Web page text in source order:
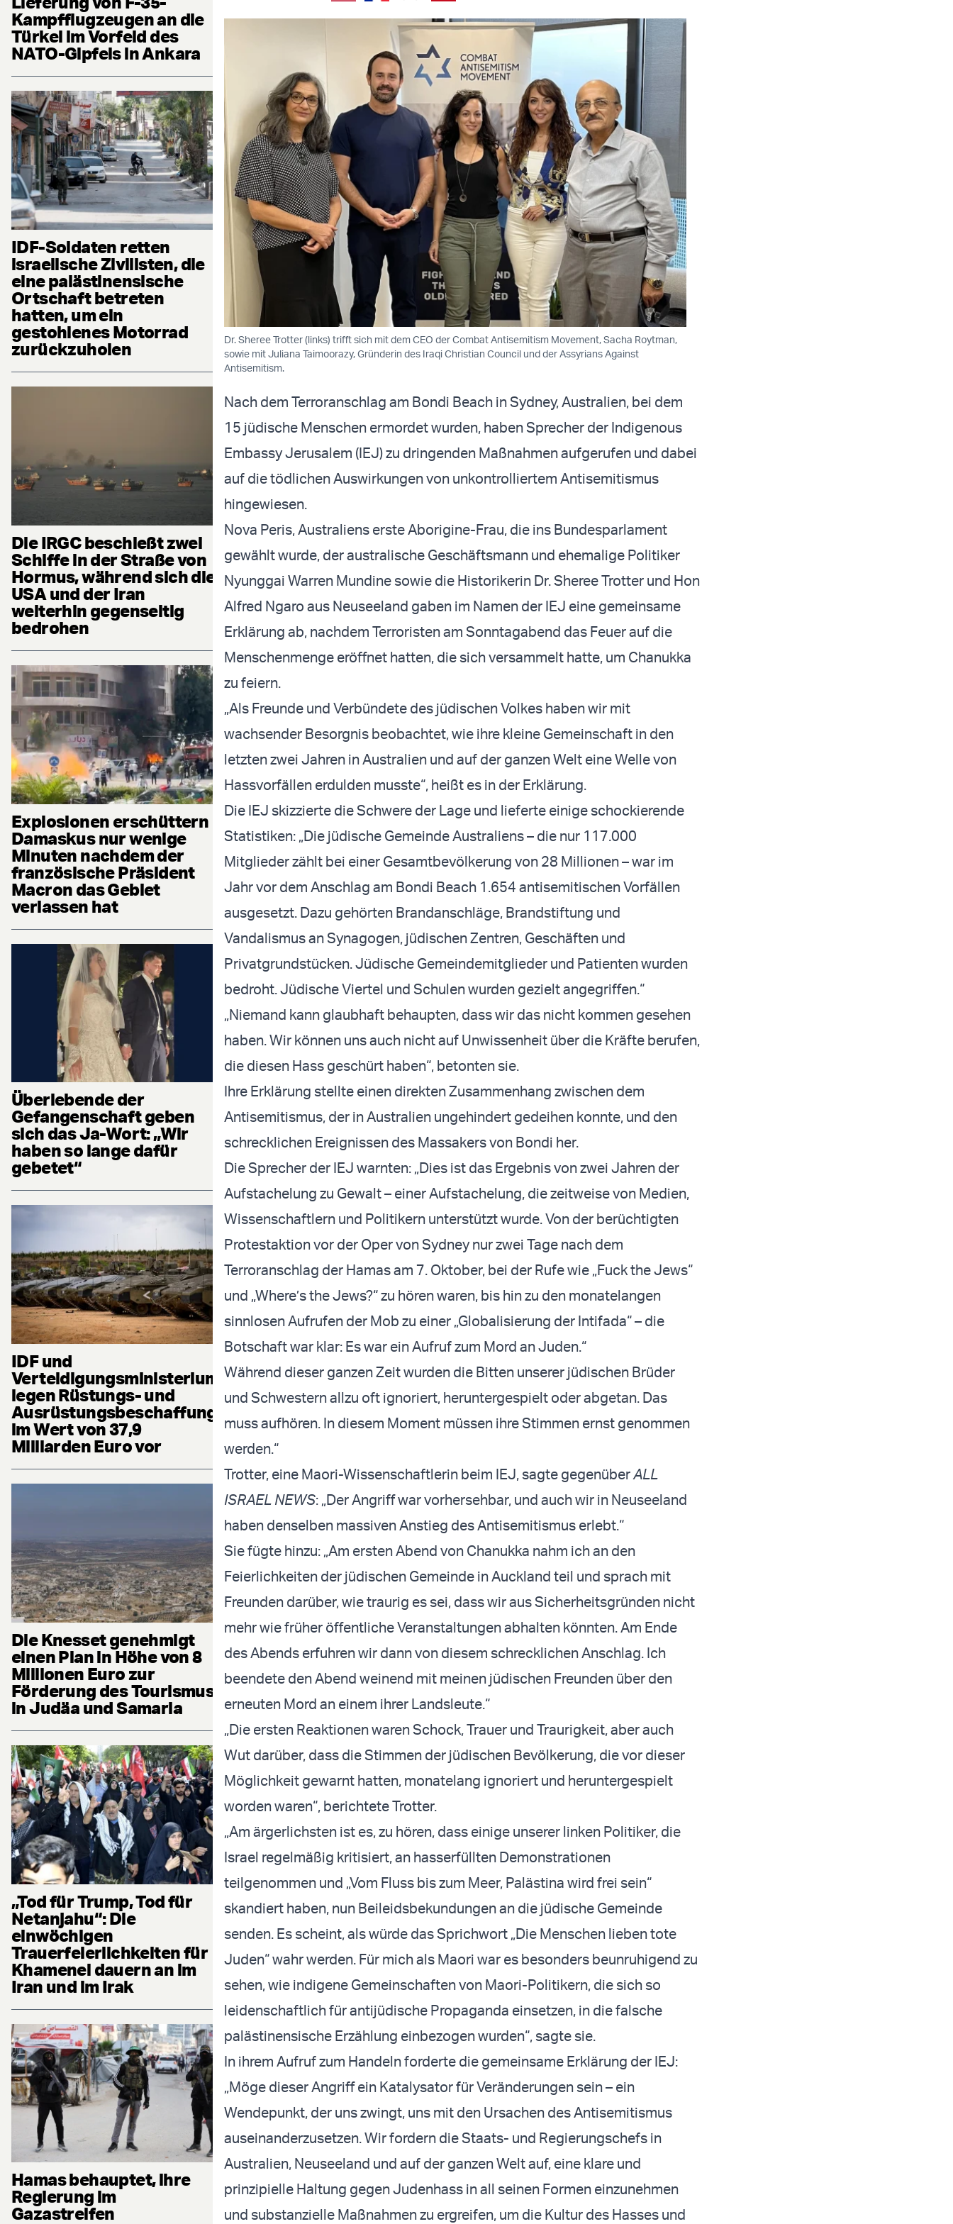
Kampfflugzeugen an die
Türkei im Vorfeld des
NATO-Gipfels in Ankara
IDF-Soldaten retten
israelische Zivilisten, die
eine palästinensische
Ortschaft betreten
hatten, um ein
gestohlenes Motorrad
zurückzuholen
Die IRGC beschießt zwei
Schiffe in der Straße von
Hormus, während sich die
USA und der Iran
weiterhin gegenseitig
bedrohen
Explosionen erschüttern
Damaskus nur wenige
Minuten nachdem der
französische Präsident
Macron das Gebiet
verlassen hat
Überlebende der
Gefangenschaft geben
sich das Ja-Wort: „Wir
haben so lange dafür
gebetet“
IDF und
Verteidigungsministerium
legen Rüstungs- und
Ausrüstungsbeschaffung
im Wert von 37,9
Milliarden Euro vor
Die Knesset genehmigt
einen Plan in Höhe von 8
Millionen Euro zur
Förderung des Tourismus
in Judäa und Samaria
„Tod für Trump, Tod für
Netanjahu“: Die
einwöchigen
Trauerfeierlichkeiten für
Khamenei dauern an im
Iran und im Irak
Hamas behauptet, ihre
Regierung im
Gazastreifen
Dr. Sheree Trotter (links) trifft sich mit dem CEO der Combat Antisemitism Movement, Sacha Roytman,
sowie mit Juliana Taimoorazy, Gründerin des Iraqi Christian Council und der Assyrians Against
Antisemitism.
Nach dem Terroranschlag am Bondi Beach in Sydney, Australien, bei dem
15 jüdische Menschen ermordet wurden, haben Sprecher der Indigenous
Embassy Jerusalem (IEJ) zu dringenden Maßnahmen aufgerufen und dabei
auf die tödlichen Auswirkungen von unkontrolliertem Antisemitismus
hingewiesen.
Nova Peris, Australiens erste Aborigine-Frau, die ins Bundesparlament
gewählt wurde, der australische Geschäftsmann und ehemalige Politiker
Nyunggai Warren Mundine sowie die Historikerin Dr. Sheree Trotter und Hon
Alfred Ngaro aus Neuseeland gaben im Namen der IEJ eine gemeinsame
Erklärung ab, nachdem Terroristen am Sonntagabend das Feuer auf die
Menschenmenge eröffnet hatten, die sich versammelt hatte, um Chanukka
zu feiern.
„Als Freunde und Verbündete des jüdischen Volkes haben wir mit
wachsender Besorgnis beobachtet, wie ihre kleine Gemeinschaft in den
letzten zwei Jahren in Australien und auf der ganzen Welt eine Welle von
Hassvorfällen erdulden musste“, heißt es in der Erklärung.
Die IEJ skizzierte die Schwere der Lage und lieferte einige schockierende
Statistiken: „Die jüdische Gemeinde Australiens – die nur 117.000
Mitglieder zählt bei einer Gesamtbevölkerung von 28 Millionen – war im
Jahr vor dem Anschlag am Bondi Beach 1.654 antisemitischen Vorfällen
ausgesetzt. Dazu gehörten Brandanschläge, Brandstiftung und
Vandalismus an Synagogen, jüdischen Zentren, Geschäften und
Privatgrundstücken. Jüdische Gemeindemitglieder und Patienten wurden
bedroht. Jüdische Viertel und Schulen wurden gezielt angegriffen.“
„Niemand kann glaubhaft behaupten, dass wir das nicht kommen gesehen
haben. Wir können uns auch nicht auf Unwissenheit über die Kräfte berufen,
die diesen Hass geschürt haben“, betonten sie.
Ihre Erklärung stellte einen direkten Zusammenhang zwischen dem
Antisemitismus, der in Australien ungehindert gedeihen konnte, und den
schrecklichen Ereignissen des Massakers von Bondi her.
Die Sprecher der IEJ warnten: „Dies ist das Ergebnis von zwei Jahren der
Aufstachelung zu Gewalt – einer Aufstachelung, die zeitweise von Medien,
Wissenschaftlern und Politikern unterstützt wurde. Von der berüchtigten
Protestaktion vor der Oper von Sydney nur zwei Tage nach dem
Terroranschlag der Hamas am 7. Oktober, bei der Rufe wie „Fuck the Jews“
und „Where’s the Jews?“ zu hören waren, bis hin zu den monatelangen
sinnlosen Aufrufen der Mob zu einer „Globalisierung der Intifada“ – die
Botschaft war klar: Es war ein Aufruf zum Mord an Juden.“
Während dieser ganzen Zeit wurden die Bitten unserer jüdischen Brüder
und Schwestern allzu oft ignoriert, heruntergespielt oder abgetan. Das
muss aufhören. In diesem Moment müssen ihre Stimmen ernst genommen
werden.“
Trotter, eine Maori-Wissenschaftlerin beim IEJ, sagte gegenüberALL
ISRAEL NEWS: „Der Angriff war vorhersehbar, und auch wir in Neuseeland
haben denselben massiven Anstieg des Antisemitismus erlebt.“
Sie fügte hinzu: „Am ersten Abend von Chanukka nahm ich an den
Feierlichkeiten der jüdischen Gemeinde in Auckland teil und sprach mit
Freunden darüber, wie traurig es sei, dass wir aus Sicherheitsgründen nicht
mehr wie früher öffentliche Veranstaltungen abhalten könnten. Am Ende
des Abends erfuhren wir dann von diesem schrecklichen Anschlag. Ich
beendete den Abend weinend mit meinen jüdischen Freunden über den
erneuten Mord an einem ihrer Landsleute.“
„Die ersten Reaktionen waren Schock, Trauer und Traurigkeit, aber auch
Wut darüber, dass die Stimmen der jüdischen Bevölkerung, die vor dieser
Möglichkeit gewarnt hatten, monatelang ignoriert und heruntergespielt
worden waren“, berichtete Trotter.
„Am ärgerlichsten ist es, zu hören, dass einige unserer linken Politiker, die
Israel regelmäßig kritisiert, an hasserfüllten Demonstrationen
teilgenommen und „Vom Fluss bis zum Meer, Palästina wird frei sein“
skandiert haben, nun Beileidsbekundungen an die jüdische Gemeinde
senden. Es scheint, als würde das Sprichwort „Die Menschen lieben tote
Juden“ wahr werden. Für mich als Maori war es besonders beunruhigend zu
sehen, wie indigene Gemeinschaften von Maori-Politikern, die sich so
leidenschaftlich für antijüdische Propaganda einsetzen, in die falsche
palästinensische Erzählung einbezogen wurden“, sagte sie.
In ihrem Aufruf zum Handeln forderte die gemeinsame Erklärung der IEJ:
„Möge dieser Angriff ein Katalysator für Veränderungen sein – ein
Wendepunkt, der uns zwingt, uns mit den Ursachen des Antisemitismus
auseinanderzusetzen. Wir fordern die Staats- und Regierungschefs in
Australien, Neuseeland und auf der ganzen Welt auf, eine klare und
prinzipielle Haltung gegen Judenhass in all seinen Formen einzunehmen
und substanzielle Maßnahmen zu ergreifen, um die Kultur des Hasses und